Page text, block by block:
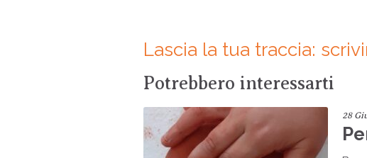
Lascia la tua traccia:
Potrebbero interessarti
28